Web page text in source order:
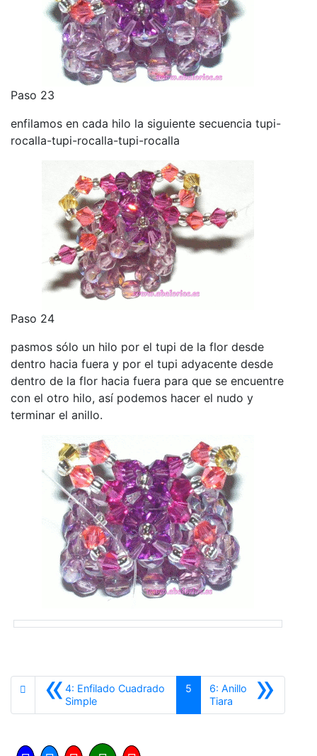
Paso 23
enfilamos en cada hilo la siguiente secuencia tupi-
rocalla-tupi-rocalla-tupi-rocalla
Paso 24
pasmos sólo un hilo por el tupi de la flor desde
dentro hacia fuera y por el tupi adyacente desde
dentro de la flor hacia fuera para que se encuentre
con el otro hilo, así podemos hacer el nudo y
terminar el anillo.
«4: Enfilado Cuadrado
SimpleAnterior
5 »
6: Anillo
Tiara Siguiente